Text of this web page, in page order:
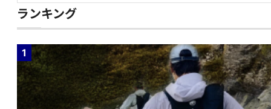
ランキング
1